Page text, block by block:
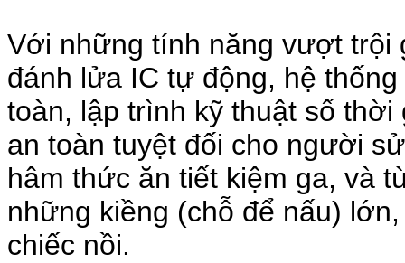
Với những tính năng vượt trội
đánh lửa IC tự động, hệ
toàn, lập trình kỹ thuật số
an toàn tuyệt đối cho người
hâm thức ăn tiết kiệm ga, và
những kiềng (chỗ để nấu)
chiếc nồi.